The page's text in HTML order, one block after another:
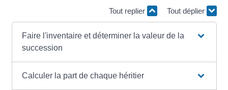
Tout replier Tout déplier
Faire l'inventaire et déterminer la valeur de la
succession
Calculer la part de chaque héritier